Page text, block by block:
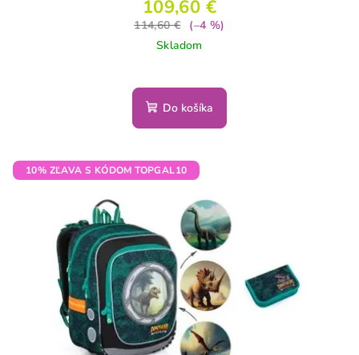
109,60 €
114,60 €
(–4 %)
Skladom
Do košíka
10% ZĽAVA S KÓDOM TOPGAL10